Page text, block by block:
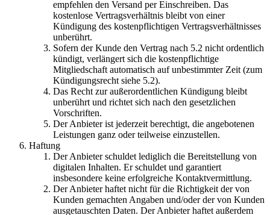
empfehlen den Versand per Einschreiben. Das
kostenlose Vertragsverhältnis bleibt von einer
Kündigung des kostenpflichtigen Vertragsverhältnisses
unberührt.
Sofern der Kunde den Vertrag nach 5.2 nicht ordentlich
kündigt, verlängert sich die kostenpflichtige
Mitgliedschaft automatisch auf unbestimmter Zeit (zum
Kündigungsrecht siehe 5.2).
Das Recht zur außerordentlichen Kündigung bleibt
unberührt und richtet sich nach den gesetzlichen
Vorschriften.
Der Anbieter ist jederzeit berechtigt, die angebotenen
Leistungen ganz oder teilweise einzustellen.
Haftung
Der Anbieter schuldet lediglich die Bereitstellung von
digitalen Inhalten. Er schuldet und garantiert
insbesondere keine erfolgreiche Kontaktvermittlung.
Der Anbieter haftet nicht für die Richtigkeit der von
Kunden gemachten Angaben und/oder der von Kunden
ausgetauschten Daten. Der Anbieter haftet außerdem